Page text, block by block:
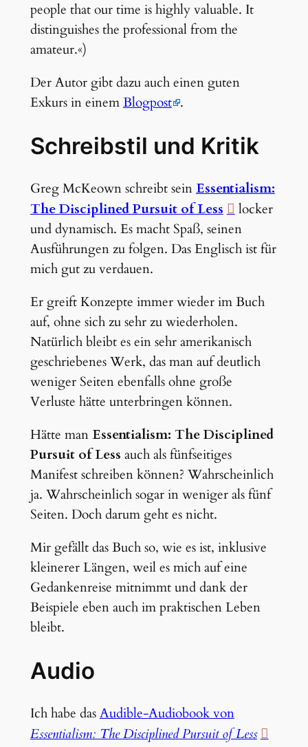
people that our time is highly valuable. It
distinguishes the professional from the
amateur.«)
Der Autor gibt dazu auch einen guten
Exkurs in einemBlogpost .
Schreibstil und Kritik
Greg McKeown schreibt seinEssentialism:
The Disciplined Pursuit of Less
locker
und dynamisch. Es macht Spaß, seinen
Ausführungen zu folgen. Das Englisch ist für
mich gut zu verdauen.
Er greift Konzepte immer wieder im Buch
auf, ohne sich zu sehr zu wiederholen.
Natürlich bleibt es ein sehr amerikanisch
geschriebenes Werk, das man auf deutlich
weniger Seiten ebenfalls ohne große
Verluste hätte unterbringen können.
Hätte manEssentialism: The Disciplined
Pursuit of Less auch als fünfseitiges
Manifest schreiben können? Wahrscheinlich
ja. Wahrscheinlich sogar in weniger als fünf
Seiten. Doch darum geht es nicht.
Mir gefällt das Buch so, wie es ist, inklusive
kleinerer Längen, weil es mich auf eine
Gedankenreise mitnimmt und dank der
Beispiele eben auch im praktischen Leben
bleibt.
Audio
Ich habe dasAudible-Audiobook von
Essentialism: The Disciplined Pursuit of Less